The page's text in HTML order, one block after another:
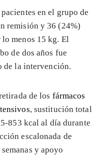
en el grupo de
remisión y 36 (24%)
menos 15 kg. El
de dos años fue
de la intervención.
de los fármacos
, sustitución total
853 kcal al día durante
escalonada de
y apoyo